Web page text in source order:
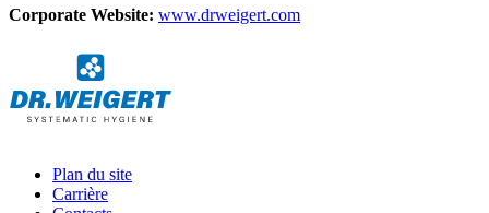
Corporate Website: www.drweigert.com
Plan du site
Carrière